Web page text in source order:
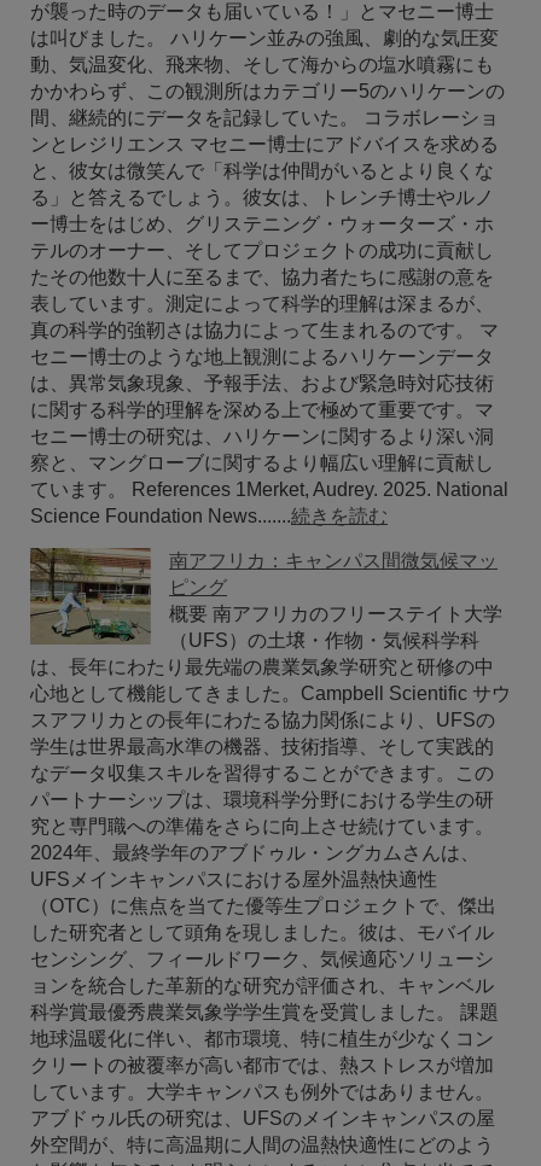
が襲った時のデータも届いている！」とマセニー博士
は叫びました。 ハリケーン並みの強風、劇的な気圧変
動、気温変化、飛来物、そして海からの塩水噴霧にも
かかわらず、この観測所はカテゴリー5のハリケーンの
間、継続的にデータを記録していた。 コラボレーショ
ンとレジリエンス マセニー博士にアドバイスを求める
と、彼女は微笑んで「科学は仲間がいるとより良くな
る」と答えるでしょう。彼女は、トレンチ博士やルノ
ー博士をはじめ、グリステニング・ウォーターズ・ホ
テルのオーナー、そしてプロジェクトの成功に貢献し
たその他数十人に至るまで、協力者たちに感謝の意を
表しています。測定によって科学的理解は深まるが、
真の科学的強靭さは協力によって生まれるのです。 マ
セニー博士のような地上観測によるハリケーンデータ
は、異常気象現象、予報手法、および緊急時対応技術
に関する科学的理解を深める上で極めて重要です。マ
セニー博士の研究は、ハリケーンに関するより深い洞
察と、マングローブに関するより幅広い理解に貢献し
ています。 References 1Merket, Audrey. 2025. National
Science Foundation News.......続きを読む
南アフリカ：キャンパス間微気候マッ
ピング
概要 南アフリカのフリーステイト大学
（UFS）の土壌・作物・気候科学科
は、長年にわたり最先端の農業気象学研究と研修の中
心地として機能してきました。Campbell Scientific サウ
スアフリカとの長年にわたる協力関係により、UFSの
学生は世界最高水準の機器、技術指導、そして実践的
なデータ収集スキルを習得することができます。この
パートナーシップは、環境科学分野における学生の研
究と専門職への準備をさらに向上させ続けています。
2024年、最終学年のアブドゥル・ングカムさんは、
UFSメインキャンパスにおける屋外温熱快適性
（OTC）に焦点を当てた優等生プロジェクトで、傑出
した研究者として頭角を現しました。彼は、モバイル
センシング、フィールドワーク、気候適応ソリューシ
ョンを統合した革新的な研究が評価され、キャンベル
科学賞最優秀農業気象学学生賞を受賞しました。 課題
地球温暖化に伴い、都市環境、特に植生が少なくコン
クリートの被覆率が高い都市では、熱ストレスが増加
しています。大学キャンパスも例外ではありません。
アブドゥル氏の研究は、UFSのメインキャンパスの屋
外空間が、特に高温期に人間の温熱快適性にどのよう